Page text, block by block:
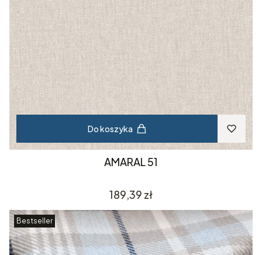
Do koszyka
AMARAL 51
Cena
189,39 zł
Bestseller